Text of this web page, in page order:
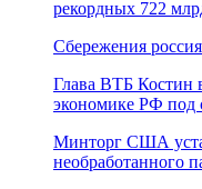
рекордных 722
Сбережения
Глава ВТБ Костин
экономике РФ под
Минторг США
необработанного